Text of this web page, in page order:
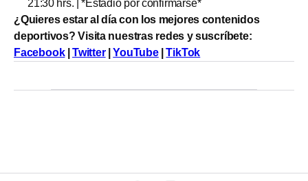
21:30 hrs. | *Estadio por confirmarse*
¿Quieres estar al día con los mejores contenidos
deportivos? Visita nuestras redes y suscríbete:
Facebook|Twitter|YouTube|TikTok